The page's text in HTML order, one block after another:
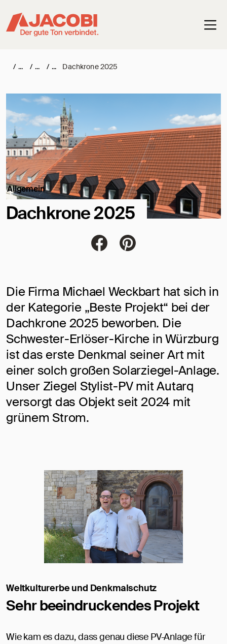
/ / / Dachkrone 2025
Dachkrone 2025
Allgemein
Jacobi Dachziegel auf
Jacobi Dachziegel auf
Die Firma Michael Weckbart hat sich in
der Kategorie „Beste Projekt“ bei der
Dachkrone 2025 beworben. Die
Schwester-Erlöser-Kirche in Würzburg
ist das erste Denkmal seiner Art mit
einer solch großen Solarziegel-Anlage.
Unser Ziegel Stylist-PV mit Autarq
versorgt das Objekt seit 2024 mit
grünem Strom.
Weltkulturerbe und Denkmalschutz
Sehr beeindruckendes Projekt
Wie kam es dazu, dass genau diese PV-Anlage für